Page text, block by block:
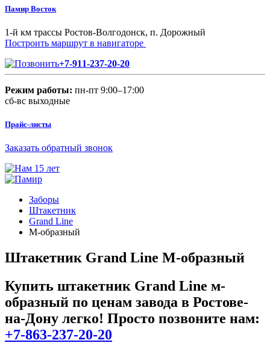
Памир Восток
1-й км трассы Ростов-Волгодонск, п. Дорожный
Построить маршрут в навигаторе
+7-911-237-20-20
Режим работы: пн-пт 9:00–17:00
сб-вс выходные
Прайс-листы
Заказать обратный звонок
Заборы
Штакетник
Grand Line
М-образный
Штакетник Grand Line М-образный
Купить штакетник Grand Line м-
образный по ценам завода в Ростове-
на-Дону легко! Просто позвоните нам:
+7-863-237-20-20